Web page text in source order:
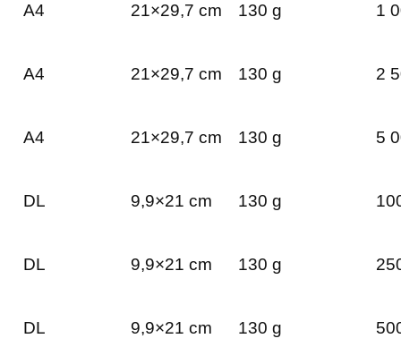
A4 21×29,7 cm 130 g 1
A4 21×29,7 cm 130 g 2
A4 21×29,7 cm 130 g 5
DL 9,9×21 cm 130 g
DL 9,9×21 cm 130 g
DL 9,9×21 cm 130 g